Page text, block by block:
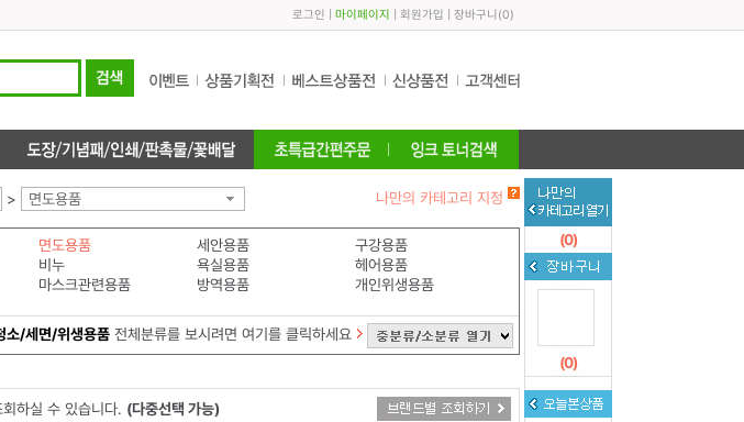
로그인 마이페이지 회원가입 장바구니 (0)
> 면도용품 나만의 카테고리 지정
면도용품 세안용품
구강용품
비누 욕실용품
헤어용품
마스크관련용품 방역용품
개인위생용품
소/세면/위생용품전체분류를 보시려면 여기를 클릭하세요
하실 수 있습니다. (다중선택 가능)
(0)
(0)